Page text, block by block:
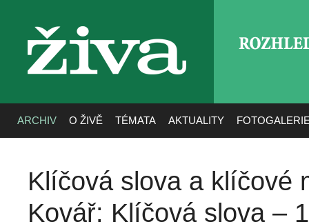
živa
ARCHIV O ŽIVĚ TÉMATA AKTUALITY
Klíčová slova a klíčové
Kovář: Klíčová slova –